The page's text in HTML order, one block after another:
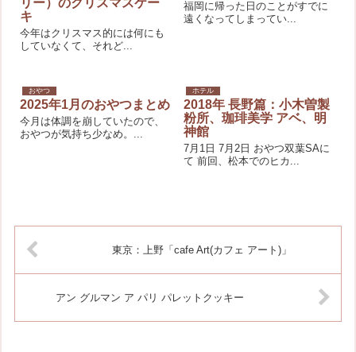
リー）のクリスマスケー
キ
今年はクリスマス的には何にも
していなくて、それど...
福岡に帰った日のことがすでに
遠くなってしまってい...
おやつ
2025年1月のおやつまとめ
今月は体調を崩していたので、
おやつが気持ち少なめ。...
ホテル
2018年 長野篇：小木曽製
粉所、珈琲美学 アベ、明
神館
7月1日 7月2日 おやつ双葉SAに
て 前回、松本でのヒカ...
東京：上野「cafe Art(カフェ アート)」
アン グルマン ア パリ パレットクッキー